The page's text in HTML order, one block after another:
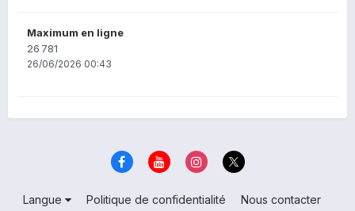
Maximum en ligne
26 781
26/06/2026 00:43
Langue Politique de confidentialité
Nous contacter